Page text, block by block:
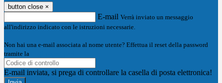
button close ×
E-mail Verrà inviato un messaggio
all'indirizzo indicato con le istruzioni necessarie.
Non hai una e-mail associata al nome utente? Effettua il reset della password
tramite la
E-mail inviata, si prega di controllare la casella di posta elettronica!